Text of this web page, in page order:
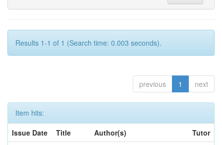
Results 1-1 of 1 (Search time: 0.003 seconds).
previous 1 next
Item hits:
Issue Date
Title Author(s)
Tutor